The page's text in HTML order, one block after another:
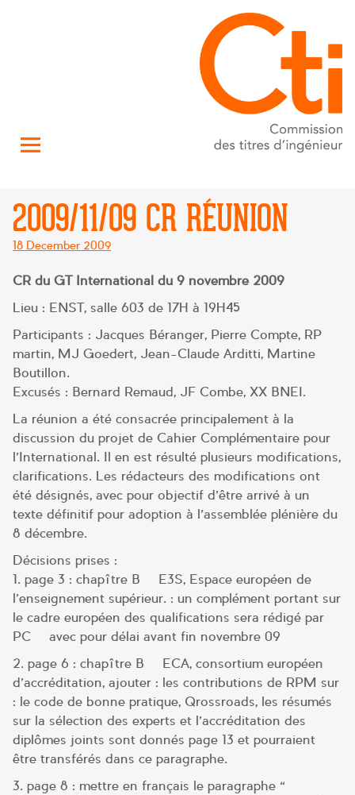
2009/11/09 CR RÉUNION
Posted
18 December 2009
CR du GT International du 9 novembre 2009
Lieu : ENST, salle 603 de 17H à 19H45
Participants : Jacques Béranger, Pierre Compte, RP
martin, MJ Goedert, Jean-Claude Arditti, Martine
Boutillon.
Excusés : Bernard Remaud, JF Combe, XX BNEI.
La réunion a été consacrée principalement à la
discussion du projet de Cahier Complémentaire pour
l’International. Il en est résulté plusieurs modifications,
clarifications. Les rédacteurs des modifications ont
été désignés, avec pour objectif d’être arrivé à un
texte définitif pour adoption à l’assemblée plénière du
8 décembre.
Décisions prises :
1. page 3 : chapître B – E3S, Espace européen de
l’enseignement supérieur. : un complément portant sur
le cadre européen des qualifications sera rédigé par
PC – avec pour délai avant fin novembre 09
2. page 6 : chapître B – ECA, consortium européen
d’accréditation, ajouter : les contributions de RPM sur
: le code de bonne pratique, Qrossroads, les résumés
sur la sélection des experts et l’accréditation des
diplômes joints sont donnés page 13 et pourraient
être transférés dans ce paragraphe.
3. page 8 : mettre en français le paragraphe «